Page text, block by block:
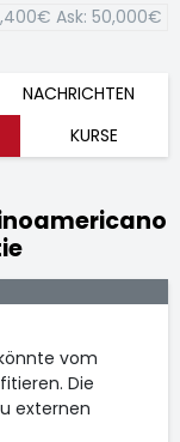
Ask: 50,000€
NACHRICHTEN
KURSE
vom
Die
externen